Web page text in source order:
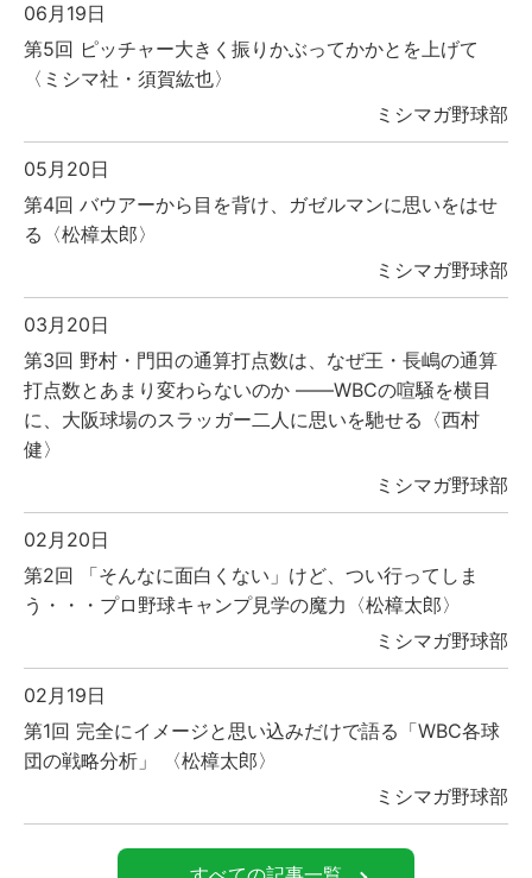
06月19日
第5回 ピッチャー大きく振りかぶってかかとを上げて
〈ミシマ社・須賀紘也〉
ミシマガ野球部
05月20日
第4回 バウアーから目を背け、ガゼルマンに思いをはせ
る〈松樟太郎〉
ミシマガ野球部
03月20日
第3回 野村・門田の通算打点数は、なぜ王・長嶋の通算
打点数とあまり変わらないのか ――WBCの喧騒を横目
に、大阪球場のスラッガー二人に思いを馳せる〈西村
健〉
ミシマガ野球部
02月20日
第2回 「そんなに面白くない」けど、つい行ってしま
う・・・プロ野球キャンプ見学の魔力〈松樟太郎〉
ミシマガ野球部
02月19日
第1回 完全にイメージと思い込みだけで語る「WBC各球
団の戦略分析」 〈松樟太郎〉
ミシマガ野球部